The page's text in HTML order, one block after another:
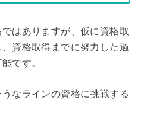
はありますが、仮に資格取
資格取得までに努力した過
です。
なラインの資格に挑戦する